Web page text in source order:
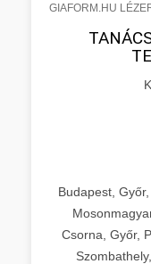
GIAFORM.HU
Budapest,
Csorna, Győr,